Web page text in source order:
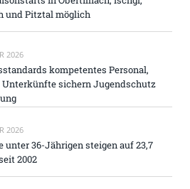
und Pitztal möglich
2026
kompetentes Personal,
Unterkünfte sichern Jugendschutz
2026
unter 36-Jährigen steigen auf 23,7
2002